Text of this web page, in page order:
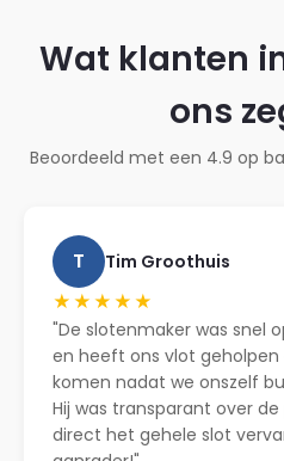
Wat klanten
ons
Beoordeeld met een 4.9 op
T Tim Groothuis
★★★★★
"De slotenmaker was snel
en heeft ons vlot
komen nadat we onszelf
Hij was transparant over
direct het gehele slot